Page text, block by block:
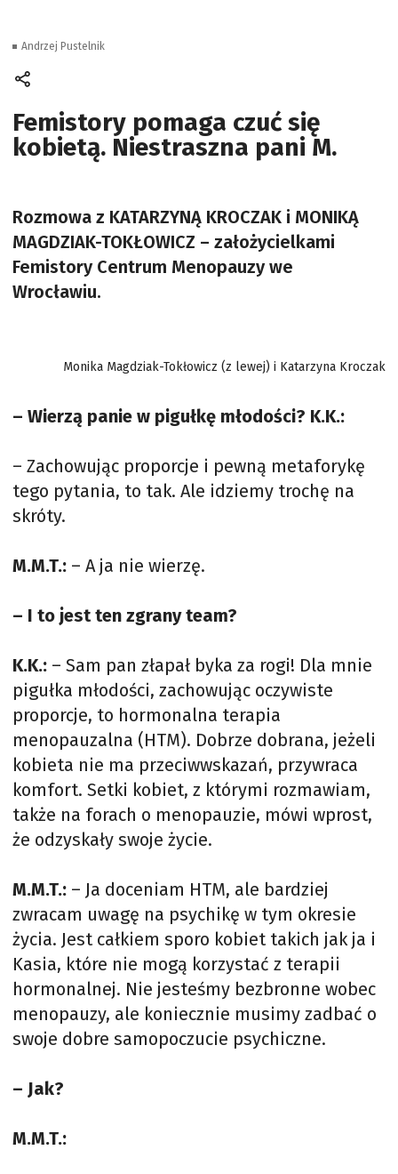
Femistory pomaga czuć się
kobietą. Niestraszna pani M.
Rozmowa z KATARZYNĄ KROCZAK i MONIKĄ
MAGDZIAK-TOKŁOWICZ – założycielkami
Femistory Centrum Menopauzy we
Wrocławiu.
Monika Magdziak-Tokłowicz (z lewej) i Katarzyna Kroczak
– Wierzą panie w pigułkę młodości? K.K.:
– Zachowując proporcje i pewną metaforykę
tego pytania, to tak. Ale idziemy trochę na
skróty.
M.M.T.: – A ja nie wierzę.
– I to jest ten zgrany team?
K.K.: – Sam pan złapał byka za rogi! Dla mnie
pigułka młodości, zachowując oczywiste
proporcje, to hormonalna terapia
menopauzalna (HTM). Dobrze dobrana, jeżeli
kobieta nie ma przeciwwskazań, przywraca
komfort. Setki kobiet, z którymi rozmawiam,
także na forach o menopauzie, mówi wprost,
że odzyskały swoje życie.
M.M.T.: – Ja doceniam HTM, ale bardziej
zwracam uwagę na psychikę w tym okresie
życia. Jest całkiem sporo kobiet takich jak ja i
Kasia, które nie mogą korzystać z terapii
hormonalnej. Nie jesteśmy bezbronne wobec
menopauzy, ale koniecznie musimy zadbać o
swoje dobre samopoczucie psychiczne.
– Jak?
M.M.T.:
Andrzej Pustelnik